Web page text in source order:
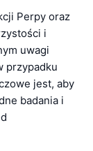
Perpy oraz
i
uwagi
przypadku
jest, aby
badania i